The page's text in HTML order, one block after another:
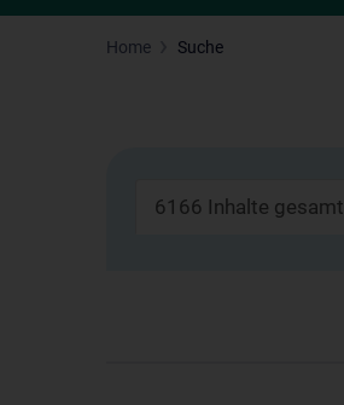
Home Suche
6166 Inhalte gesamt